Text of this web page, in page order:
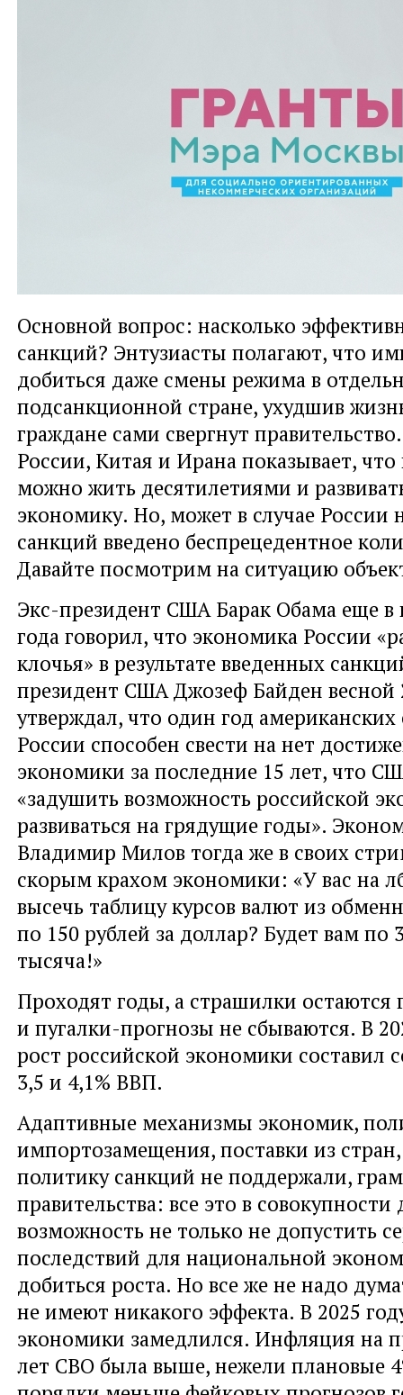
Основной вопрос: насколько
санкций? Энтузиасты полагают, что
добиться даже смены режима в
подсанкционной стране, ухудшив
граждане сами свергнут
России, Китая и Ирана показывает,
можно жить десятилетиями и
экономику. Но, может в случае России
санкций введено беспрецедентное
Давайте посмотрим на ситуацию
Экс-президент США Барак Обама еще в
года говорил, что экономика России
клочья» в результате введенных
президент США Джозеф Байден весной
утверждал, что один год
России способен свести на нет
экономики за последние 15 лет, что
«задушить возможность российской
развиваться на грядущие годы».
Владимир Милов тогда же в своих
скорым крахом экономики: «У вас на
высечь таблицу курсов валют из
по 150 рублей за доллар? Будет вам по
тысяча!»
Проходят годы, а страшилки остаются
и пугалки-прогнозы не сбываются. В
рост российской экономики составил
3,5 и 4,1% ВВП.
Адаптивные механизмы экономик,
импортозамещения, поставки из
политику санкций не поддержали,
правительства: все это в совокупности
возможность не только не допустить
последствий для национальной
добиться роста. Но все же не надо
не имеют никакого эффекта. В 2025
экономики замедлился. Инфляция на
лет СВО была выше, нежели плановые